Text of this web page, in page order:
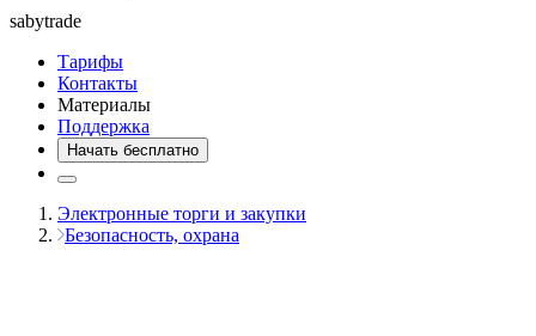
sabytrade
Тарифы
Контакты
Материалы
Поддержка
Начать бесплатно
Электронные торги и закупки
Безопасность, охрана